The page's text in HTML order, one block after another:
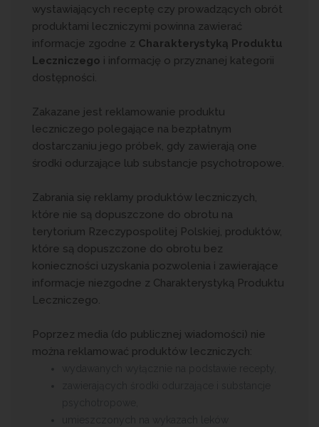
wystawiających receptę czy prowadzących obrót
produktami leczniczymi powinna zawierać
informacje zgodne z Charakterystyką Produktu
Leczniczego i informację o przyznanej kategorii
dostępności.
Zakazane jest reklamowanie produktu
leczniczego polegające na bezpłatnym
dostarczaniu jego próbek, gdy zawierają one
środki odurzające lub substancje psychotropowe.
Zabrania się reklamy produktów leczniczych,
które nie są dopuszczone do obrotu na
terytorium Rzeczypospolitej Polskiej, produktów,
które są dopuszczone do obrotu bez
konieczności uzyskania pozwolenia i zawierające
informacje niezgodne z Charakterystyką Produktu
Leczniczego.
Poprzez media (do publicznej wiadomości) nie
można reklamować produktów leczniczych: